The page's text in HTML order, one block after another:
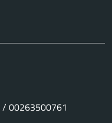
/ 00263500761